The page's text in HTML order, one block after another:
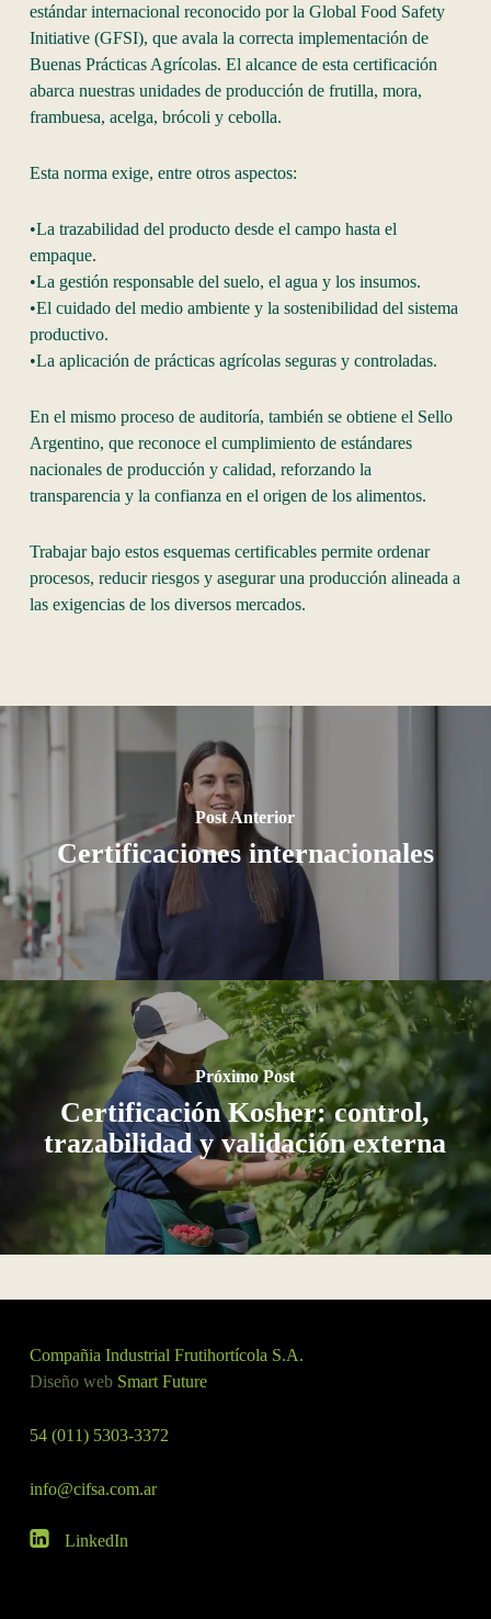
estándar internacional reconocido por la Global Food Safety
Initiative (GFSI), que avala la correcta implementación de
Buenas Prácticas Agrícolas. El alcance de esta certificación
abarca nuestras unidades de producción de frutilla, mora,
frambuesa, acelga, brócoli y cebolla.
Esta norma exige, entre otros aspectos:
•La trazabilidad del producto desde el campo hasta el
empaque.
•La gestión responsable del suelo, el agua y los insumos.
•El cuidado del medio ambiente y la sostenibilidad del sistema
productivo.
•La aplicación de prácticas agrícolas seguras y controladas.
En el mismo proceso de auditoría, también se obtiene el Sello
Argentino, que reconoce el cumplimiento de estándares
nacionales de producción y calidad, reforzando la
transparencia y la confianza en el origen de los alimentos.
Trabajar bajo estos esquemas certificables permite ordenar
procesos, reducir riesgos y asegurar una producción alineada a
las exigencias de los diversos mercados.
Post Anterior
Certificaciones internacionales
Próximo Post
Certificación Kosher: control,
trazabilidad y validación externa
Compañia Industrial Frutihortícola S.A.
Diseño webSmart Future
54 (011) 5303-3372
info@cifsa.com.ar
LinkedIn